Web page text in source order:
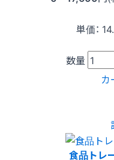
単価：
数量
カ
食品ト